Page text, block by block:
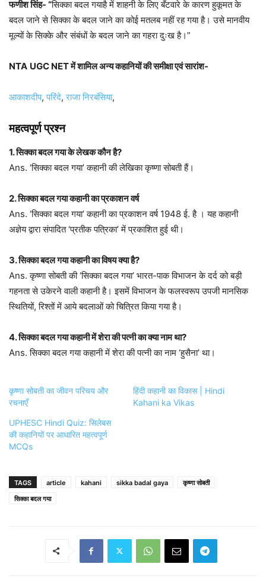
फणीश सिंह- “सिक्का बदल गयाहै में शाहनी के लिए बँटवारे के कारण हुकूमत के
बदल जाने से सिक्का के बदल जाने का कोई मतलब नहीं रह गया है। उसे मानवीय
मूल्यों के सिक्के और संबंधों के बदल जाने का गहरा दुःख है।”
NTA UGC NET में शामिल अन्य कहानियों की समीक्षा एवं सारांश-
आकाशदीप,परिंदे,राजा निरबंसिया,
महत्वपूर्ण प्रश्न
1. सिक्का बदल गया के लेखक कौन है?
Ans. ‘सिक्का बदल गया’ कहानी की लेखिका कृष्णा सोबती हैं।
2. सिक्का बदल गया कहानी का प्रकाशन वर्ष
Ans. ‘सिक्का बदल गया’ कहानी का प्रकाशन वर्ष 1948 ई. है । यह कहानी
अज्ञेय द्वारा संपादित ‘प्रतीक पत्रिका’ में प्रकाशित हुई थी।
3. सिक्का बदल गया कहानी का विषय क्या है?
Ans. कृष्णा सोबती की ‘सिक्का बदल गया’ भारत-पाक विभाजन के दर्द को बड़ी
गहनता से उकेरने वाली कहानी है। इसमें विभाजन के फलस्वरूप उपजी मानसिक
स्थितियों, रिश्तों में आये बदलाओं को चित्रित किया गया है।
4. सिक्का बदल गया कहानी में शेरा की पत्नी का क्या नाम था?
Ans. सिक्का बदल गया कहानी में शेरा की पत्नी का नाम ‘हुसैना’ था।
कृष्णा सोबती का जीवन परिचय और
रचनाएँ
हिंदी कहानी का विकास | Hindi
Kahani ka Vikas
UPHESC Hindi Quiz: सिलेबस
की कहानियों पर आधारित महत्वपूर्ण
MCQs
TAGS article kahani sikka badal gaya
कृष्णा सोबती
सिक्का बदल गया